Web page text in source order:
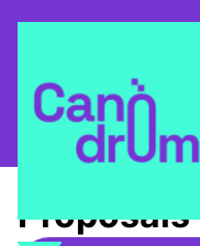
L'Alzina i el Canòdrom
Proposals